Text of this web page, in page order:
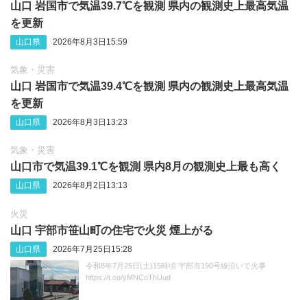
山口 岩国市で気温39.7℃を観測 県内の観測史上最高気温
を更新
山口県 2026年8月3日15:59
気象・災害
山口 岩国市で気温39.4℃を観測 県内の観測史上最高気温
を更新
山口県 2026年8月3日13:23
気象・災害
山口市で気温39.1℃を観測 県内8月の観測史上最も高く
山口県 2026年8月2日13:13
火災
山口 宇部市笹山町の住宅で火災 煙上がる
山口県 2026年7月25日15:28
令和8年7月25日(土)15時頃 宇部市190号線沿いで火事
https://t.co/yMNCoThUud